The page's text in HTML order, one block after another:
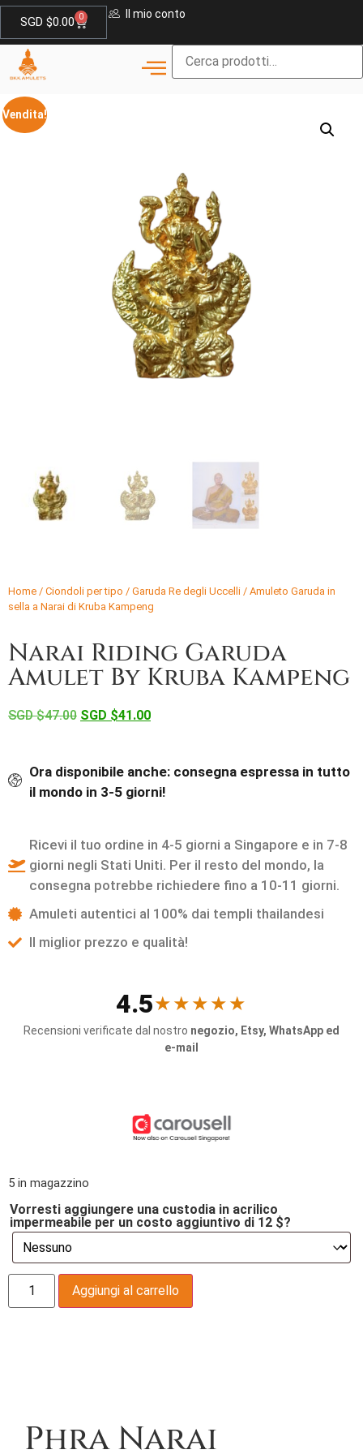
SGD $0.00 0 Il mio conto
Vendita!
Home / Ciondoli per tipo / Garuda Re degli Uccelli / Amuleto Garuda in
sella a Narai di Kruba Kampeng
Narai Riding Garuda
Amulet By Kruba Kampeng
SGD $47.00 SGD $41.00
Ora disponibile anche: consegna espressa in tutto
il mondo in 3-5 giorni!
Ricevi il tuo ordine in 4-5 giorni a Singapore e in 7-8
giorni negli Stati Uniti. Per il resto del mondo, la
consegna potrebbe richiedere fino a 10-11 giorni.
Amuleti autentici al 100% dai templi thailandesi
Il miglior prezzo e qualità!
4.5★★★★★
Recensioni verificate dal nostro negozio, Etsy, WhatsApp ed
e-mail
5 in magazzino
Vorresti aggiungere una custodia in acrilico
impermeabile per un costo aggiuntivo di 12 $?
Aggiungi al carrello
Phra Narai